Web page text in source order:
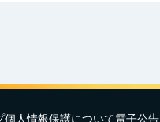
個人情報保護について電子公告